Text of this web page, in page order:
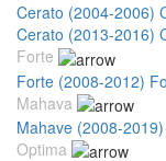
Cerato (2004-2006)
Cerato (2013-2016)
Forte
Forte (2008-2012)
Mahava
Mahave (2008-2019)
Optima